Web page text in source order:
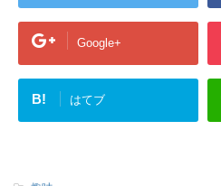
Google+
B! はてブ